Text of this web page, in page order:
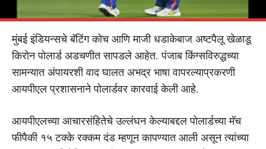
मुंबई इंडियन्सचे बॅटिंग कोच आणि माजी धडाकेबाज अष्टपैलू खेळाडू
किरोन पोलार्ड अडचणीत सापडले आहेत. पंजाब किंग्सविरुद्धच्या
सामन्यात अंपायरशी वाद घालत अभद्र भाषा वापरल्याप्रकरणी
आयपीएल प्रशासनाने पोलार्डवर कारवाई केली आहे.
आयपीएलच्या आचारसंहितेचे उल्लंघन केल्याबद्दल पोलार्डच्या मॅच
फीपैकी १५ टक्के रक्कम दंड म्हणून कापण्यात आली असून त्यांच्या